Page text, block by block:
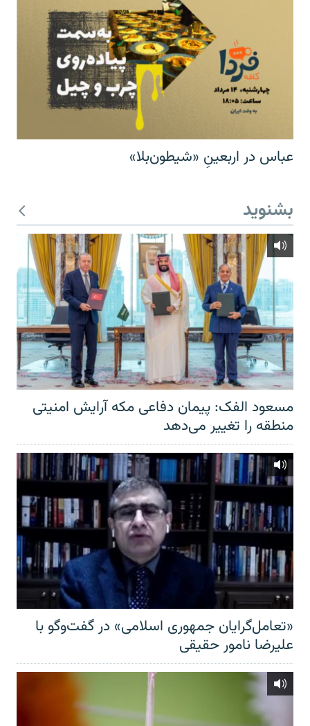
عباس در اربعینِ «شیطون‌بلا»
بشنوید
مسعود الفک: پیمان دفاعی مکه آرایش امنیتی
منطقه را تغییر می‌دهد
«تعامل‌گرایان جمهوری اسلامی» در گفت‌وگو با
علیرضا نامور حقیقی